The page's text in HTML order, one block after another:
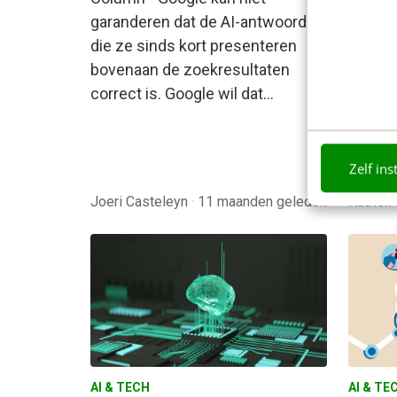
Zelf
garanderen dat de AI-antwoorden
die ze sinds kort presenteren
bovenaan de zoekresultaten
correct is. Google wil dat…
Joeri Casteleyn · 11 maanden geleden Katrien
AI & TECH AI &